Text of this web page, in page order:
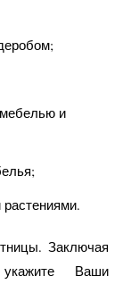
и
Заключая
Ваши